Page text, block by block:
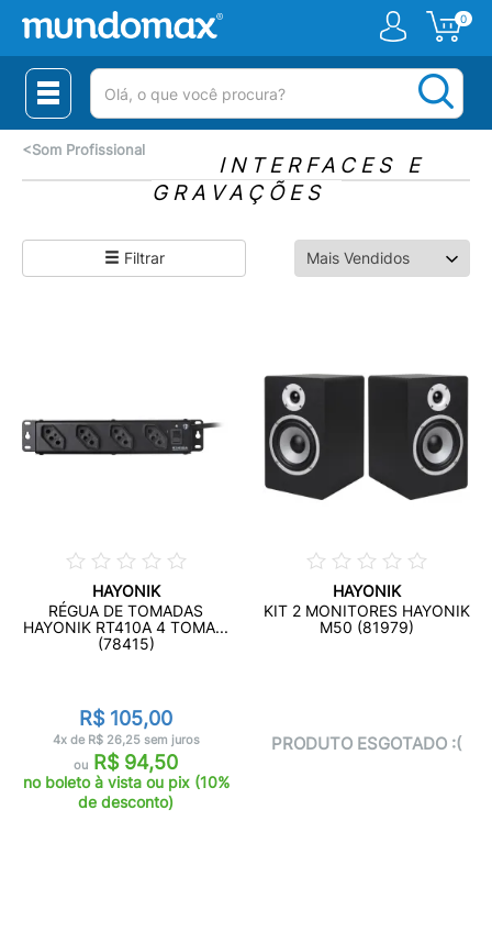
0
(pesquisar)
<Som Profissional
INTERFACES E
GRAVAÇÕES
Filtrar
HAYONIK
RÉGUA DE TOMADAS
HAYONIK RT410A 4 TOMA...
(78415)
R$ 105,00
4x de R$ 26,25 sem juros
ou R$ 94,50
no boleto à vista ou pix (10%
de desconto)
HAYONIK
KIT 2 MONITORES HAYONIK
M50 (81979)
PRODUTO ESGOTADO :(